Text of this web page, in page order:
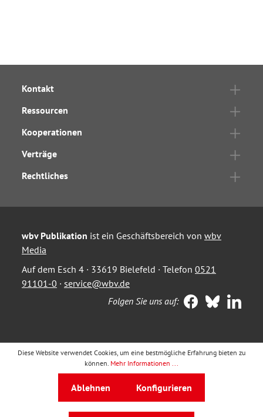
Kontakt
Ressourcen
Kooperationen
Verträge
Rechtliches
wbv Publikation ist ein Geschäftsbereich von wbv
Media
Auf dem Esch 4 · 33619 Bielefeld · Telefon 0521
91101-0 · service@wbv.de
Folgen Sie uns auf:
Diese Website verwendet Cookies, um eine bestmögliche Erfahrung bieten zu
können. Mehr Informationen ...
Ablehnen Konfigurieren